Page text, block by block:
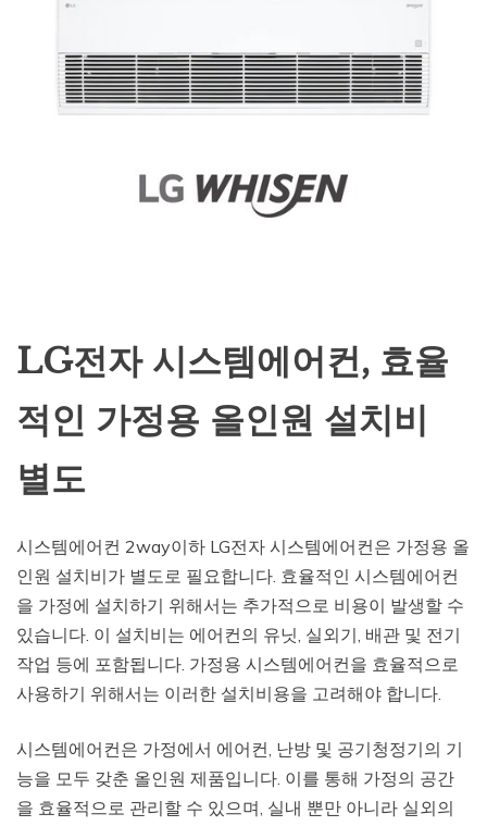
LG전자 시스템에어컨, 효율
적인 가정용 올인원 설치비
별도
시스템에어컨 2way이하 LG전자 시스템에어컨은 가정용 올
인원 설치비가 별도로 필요합니다. 효율적인 시스템에어컨
을 가정에 설치하기 위해서는 추가적으로 비용이 발생할 수
있습니다. 이 설치비는 에어컨의 유닛, 실외기, 배관 및 전기
작업 등에 포함됩니다. 가정용 시스템에어컨을 효율적으로
사용하기 위해서는 이러한 설치비용을 고려해야 합니다.
시스템에어컨은 가정에서 에어컨, 난방 및 공기청정기의 기
능을 모두 갖춘 올인원 제품입니다. 이를 통해 가정의 공간
을 효율적으로 관리할 수 있으며, 실내 뿐만 아니라 실외의